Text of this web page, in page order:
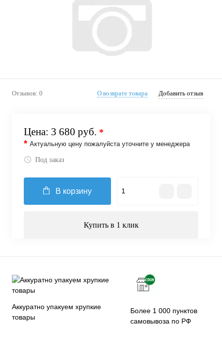
Отзывов: 0 О возврате товара Добавить отзыв
Цена: 3 680 руб. *
* Актуальную цену пожалуйста уточните у менеджера
Под заказ
В корзину
Купить в 1 клик
Аккуратно упакуем хрупкие
товары
Более 1 000 пунктов
самовывоза по РФ